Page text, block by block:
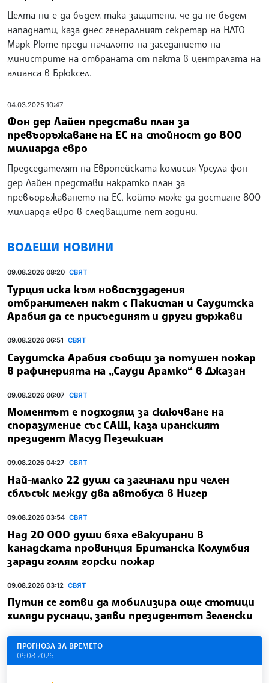
Целта ни е да бъдем така защитени, че да не бъдем
нападнати, каза днес генералният секретар на НАТО
Марк Рюте преди началото на заседанието на
министрите на отбраната от пакта в централата на
алианса в Брюксел.
04.03.2025 10:47
Фон дер Лайен представи план за
превъоръжаване на ЕС на стойност до 800
милиарда евро
Председателят на Европейската комисия Урсула фон
дер Лайен представи накратко план за
превъоръжаването на ЕС, който може да достигне 800
милиарда евро в следващите пет години.
ВОДЕЩИ НОВИНИ
09.08.2026 08:20 СВЯТ
Турция иска към новосъздадения
отбранителен пакт с Пакистан и Саудитска
Арабия да се присъединят и други държави
09.08.2026 06:51 СВЯТ
Саудитска Арабия съобщи за потушен пожар
в рафинерията на „Сауди Арамко“ в Джазан
09.08.2026 06:07 СВЯТ
Моментът е подходящ за сключване на
споразумение със САЩ, каза иранският
президент Масуд Пезешкиан
09.08.2026 04:27 СВЯТ
Най-малко 22 души са загинали при челен
сблъсък между два автобуса в Нигер
09.08.2026 03:54 СВЯТ
Над 20 000 души бяха евакуирани в
канадската провинция Британска Колумбия
заради голям горски пожар
09.08.2026 03:12 СВЯТ
Путин се готви да мобилизира още стотици
хиляди руснаци, заяви президентът Зеленски
ПРОГНОЗА ЗА ВРЕМЕТО
09.08.2026